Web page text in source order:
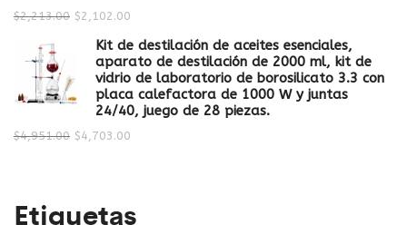
$2,213.00 $2,102.00
Kit de destilación de aceites esenciales,
aparato de destilación de 2000 ml, kit de
vidrio de laboratorio de borosilicato 3.3 con
placa calefactora de 1000 W y juntas
24/40, juego de 28 piezas.
$4,951.00 $4,703.00
Etiquetas